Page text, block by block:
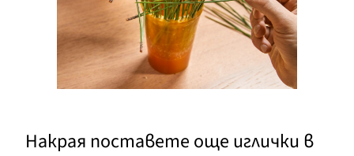
Накрая поставете още иглички в